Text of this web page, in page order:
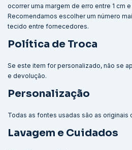
ocorrer uma margem de erro entre 1 cm
Recomendamos escolher um número
tecido entre fornecedores.
Política de Troca
Se este item for personalizado, não se
e devolução.
Personalização
Todas as fontes usadas são as originais
Lavagem e Cuidados